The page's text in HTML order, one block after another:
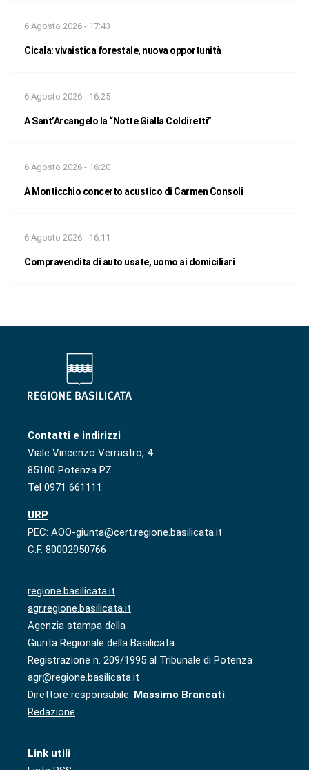
6 Agosto 2026 - 17:43
Cicala: vivaistica forestale, nuova opportunità
6 Agosto 2026 - 16:25
A Sant’Arcangelo la “Notte Gialla Coldiretti”
6 Agosto 2026 - 16:20
A Monticchio concerto acustico di Carmen Consoli
6 Agosto 2026 - 16:11
Compravendita di auto usate, uomo ai domiciliari
Contatti e indirizzi
Viale Vincenzo Verrastro, 4
85100 Potenza PZ
Tel 0971 661111
URP
PEC: AOO-giunta@cert.regione.basilicata.it
C.F. 80002950766
regione.basilicata.it
agr.regione.basilicata.it
Agenzia stampa della
Giunta Regionale della Basilicata
Registrazione n. 209/1995 al Tribunale di Potenza
agr@regione.basilicata.it
Direttore responsabile: Massimo Brancati
Redazione
Link utili